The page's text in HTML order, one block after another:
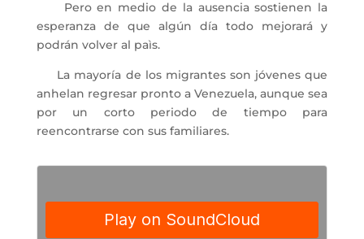
Pero en medio de la ausencia sostienen la
esperanza de que algún día todo mejorará y
podrán volver al paìs.
La mayoría de los migrantes son jóvenes que
anhelan regresar pronto a Venezuela, aunque sea
por un corto periodo de tiempo para
reencontrarse con sus familiares.